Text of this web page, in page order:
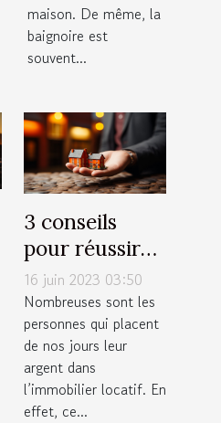
maison. De même, la
baignoire est
souvent...
3 conseils
pour réussir
votre
investissement
locatif
16 juin 2023 03:50
Nombreuses sont les
personnes qui placent
de nos jours leur
argent dans
l’immobilier locatif. En
effet, ce...